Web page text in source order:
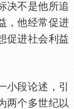
决不是他所追
，他经常促进
促进社会利益
段论述，引
两个多世纪以